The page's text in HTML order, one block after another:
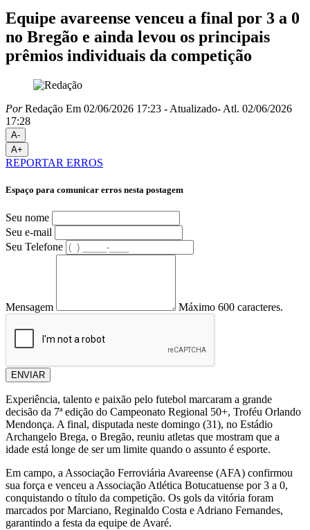
Equipe avareense venceu a final por 3 a 0
no Bregão e ainda levou os principais
prêmios individuais da competição
PorRedação Em 02/06/2026 17:23 - Atualizado- Atl. 02/06/2026
17:28
A-
A+
REPORTAR ERROS
Espaço para comunicar erros nesta postagem
Seu nome
Seu e-mail
Seu Telefone
Mensagem Máximo 600 caracteres.
ENVIAR
Experiência, talento e paixão pelo futebol marcaram a grande
decisão da 7ª edição do Campeonato Regional 50+, Troféu Orlando
Mendonça. A final, disputada neste domingo (31), no Estádio
Archangelo Brega, o Bregão, reuniu atletas que mostram que a
idade está longe de ser um limite quando o assunto é esporte.
Em campo, a Associação Ferroviária Avareense (AFA) confirmou
sua força e venceu a Associação Atlética Botucatuense por 3 a 0,
conquistando o título da competição. Os gols da vitória foram
marcados por Marciano, Reginaldo Costa e Adriano Fernandes,
garantindo a festa da equipe de Avaré.